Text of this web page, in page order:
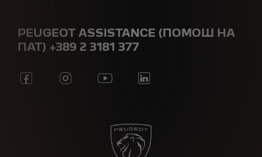
PEUGEOT ASSISTANCE (ПОМОШ НА
ПАТ) +389 2 3181 377